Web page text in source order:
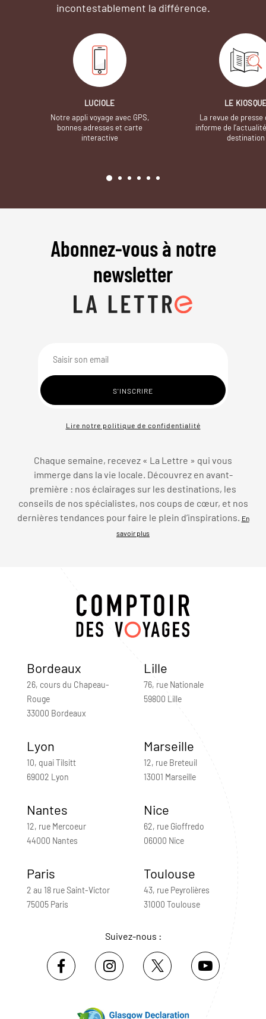
incontestablement la différence.
LUCIOLE
Notre appli voyage avec GPS,
bonnes adresses et carte
interactive
LE
La revue de presse
informe de
destination
Abonnez-vous à notre
newsletter
Lire notre politique de confidentialité
Chaque semaine, recevez « La Lettre » qui vous
immerge dans la vie locale. Découvrez en avant-
première : nos éclairages sur les destinations, les
conseils de nos spécialistes, nos coups de cœur, et nos
dernières tendances pour faire le plein d’inspirations.
En
savoir plus
Bordeaux
26, cours du Chapeau-
Rouge
33000 Bordeaux
Lille
76, rue Nationale
59800 Lille
Lyon
10, quai Tilsitt
69002 Lyon
Marseille
12, rue Breteuil
13001 Marseille
Nantes
12, rue Mercoeur
44000 Nantes
Nice
62, rue Gioffredo
06000 Nice
Paris
2 au 18 rue Saint-Victor
75005 Paris
Toulouse
43, rue Peyrolières
31000 Toulouse
Suivez-nous :